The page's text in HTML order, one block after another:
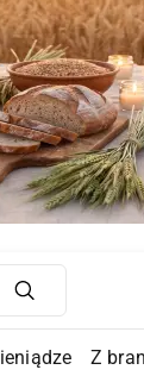
Z